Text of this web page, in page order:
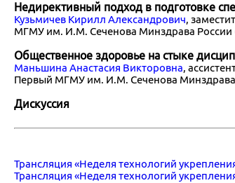
Недирективный подход в подготовке
Кузьмичев Кирилл Александрович,
МГМУ им. И.М. Сеченова Минздрава России
Общественное здоровье на стыке
Маньшина Анастасия Викторовна,
Первый МГМУ им. И.М. Сеченова Минздрава
Дискуссия
Трансляция «Неделя технологий
Трансляция «Неделя технологий